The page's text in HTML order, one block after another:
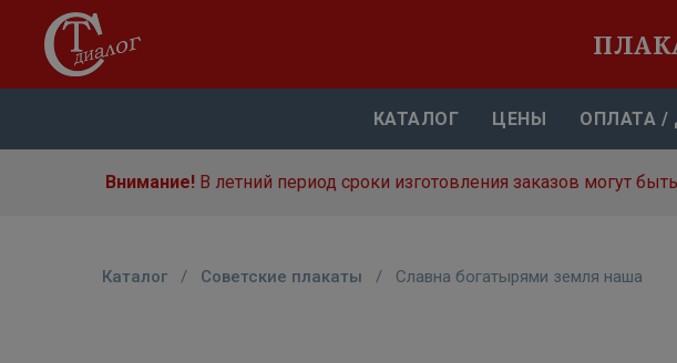
КАТАЛОГ ЦЕНЫ ОПЛАТА /
Внимание! В летний период сроки изготовления заказов могут
Каталог / Советские плакаты / Славна богатырями земля наша